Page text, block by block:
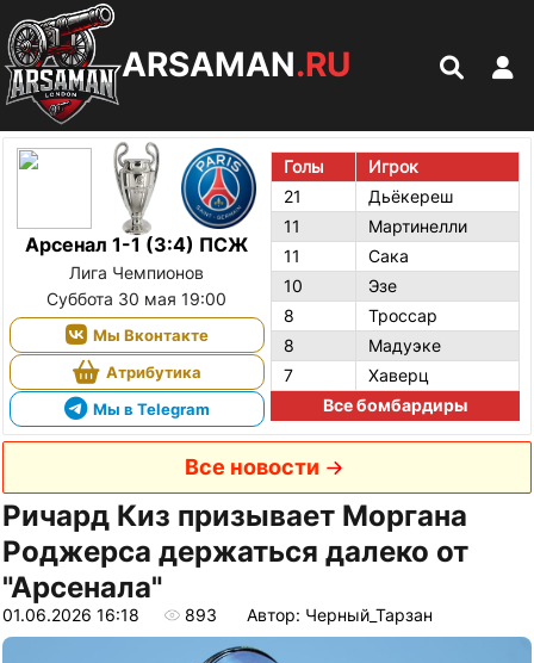
ARSAMAN.RU
Арсенал 1-1 (3:4) ПСЖ
Лига Чемпионов
Суббота 30 мая 19:00
Мы Вконтакте
Атрибутика
Мы в Telegram
Голы
Игрок
21
Дьёкереш
11
Мартинелли
11
Сака
10
Эзе
8
Троссар
8
Мадуэке
7
Хаверц
Все бомбардиры
Все новости
Ричард Киз призывает Моргана
Роджерса держаться далеко от
"Арсенала"
01.06.2026 16:18 893 Автор: Черный_Тарзан